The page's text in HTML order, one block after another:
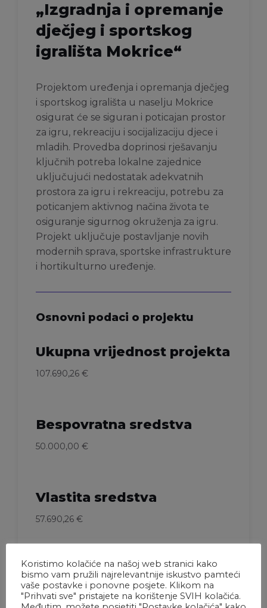
„Izgradnja i opremanje
dječjeg i sportskog
igrališta Mokrice“
Projektom uređenja i opremanja dječjeg
i sportskog igrališta u naselju Mokrice
osigurat će se siguran i poticajan prostor
za igru, rekreaciju i socijalizaciju djece i
mladih. Provedba doprinosi rješavanju
ključnih potreba lokalne zajednice
uključujući nedostatak adekvatnih
prostora za igru i rekreaciju, potrebu za
poticanjem aktivnog načina života te
osiguranje sigurnog okruženja za igru.
Projekt uključuje postavljanje novih
modernih sprava, sportske infrastrukture
i hortikulturno uređenje.
Osnovni podaci o projektu
Ukupna vrijednost projekta
107.690,26 €
Bespovratna sredstva
50.000,00 €
Vlastita sredstva
57.690,26 €
Razdoblje provedbe
Od 01.04.2025. – 15.10.2025.
Koristimo kolačiće na našoj web stranici kako
bismo vam pružili najrelevantnije iskustvo pamteći
vaše postavke i ponovne posjete. Klikom na
"Prihvati sve" pristajete na korištenje SVIH kolačića.